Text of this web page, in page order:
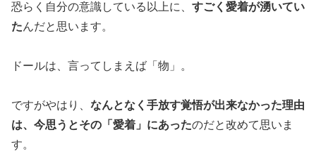
恐らく自分の意識している以上に、 すごく愛着が湧いてい
たんだと思います。
ドールは、言ってしまえば「物」。
ですがやはり、 なんとなく手放す覚悟が出来なかった理由
は、今思うとその「愛着」にあったのだと改めて思いま
す。